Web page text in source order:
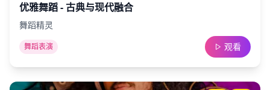
优雅舞蹈 - 古典与现代融合
舞蹈精灵
舞蹈表演 观看